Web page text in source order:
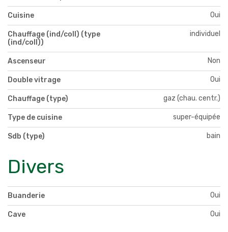
Cuisine Oui
Chauffage (ind/coll) (type
(ind/coll))
individuel
Ascenseur Non
Double vitrage Oui
Chauffage (type) gaz (chau. centr.)
Type de cuisine super-équipée
Sdb (type) bain
Divers
Buanderie Oui
Cave Oui